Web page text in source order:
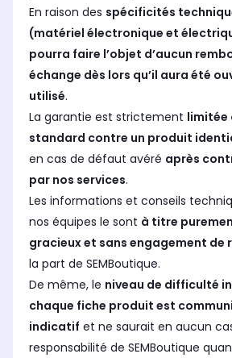
En raison des spécificités
(matériel électronique et
pourra faire l’objet d’aucun
échange dès lors qu’il aura été
utilisé.
La garantie est strictement limitée
standard contre un produit
en cas de défaut avéré après
par nos services.
Les informations et conseils
nos équipes le sont à titre
gracieux et sans engagement de
la part de SEMBoutique.
De même, le niveau de difficulté
chaque fiche produit est
indicatif et ne saurait en aucun
responsabilité de SEMBoutique